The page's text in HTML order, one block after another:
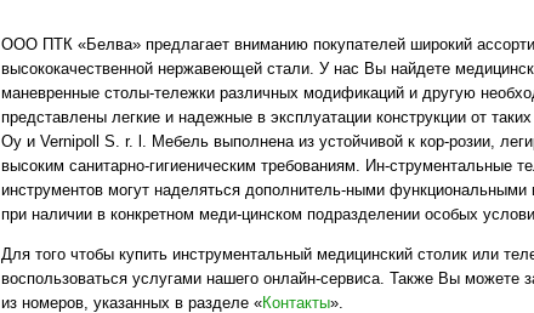
ООО ПТК «Белва» предлагает вниманию покупателей широкий
высококачественной нержавеющей стали. У нас Вы найдете
маневренные столы-тележки различных модификаций и другую
представлены легкие и надежные в эксплуатации конструкции от
Oy и Vernipoll S. r. l. Мебель выполнена из устойчивой к кор-розии,
высоким санитарно-гигиеническим требованиям. Ин-струментальные
инструментов могут наделяться дополнитель-ными функциональными
при наличии в конкретном меди-цинском подразделении особых
Для того чтобы купить инструментальный медицинский столик или
воспользоваться услугами нашего онлайн-сервиса. Также Вы можете
из номеров, указанных в разделе «Контакты».